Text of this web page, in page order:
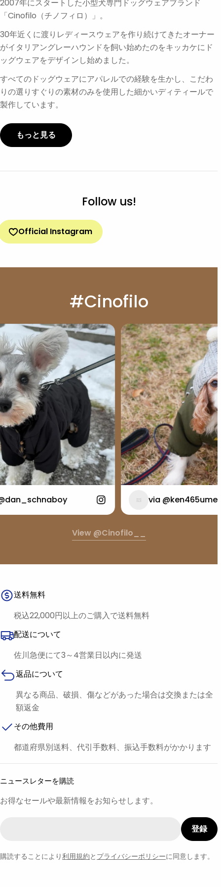
2007年にスタートした小型犬専門ドッグウェアブランド
「Cinofilo（チノフィロ）」。
30年近くに渡りレディースウェアを作り続けてきたオーナー
がイタリアングレーハウンドを飼い始めたのをキッカケにド
ッグウェアをデザインし始めました。
すべてのドッグウェアにアパレルでの経験を生かし、こだわ
りの選りすぐりの素材のみを使用した細かいディティールで
製作しています。
もっと見る
Follow us!
Official Instagram
#Cinofilo
via @ken465ume
View @cinofilo__
送料無料
税込22,000円以上のご購入で送料無料
配送について
佐川急便にて3～4営業日以内に発送
返品について
異なる商品、破損、傷などがあった場合は交換または全
額返金
その他費用
都道府県別送料、代引手数料、振込手数料がかかります
ニュースレターを購読
お得なセールや最新情報をお知らせします。
登録
購読することにより利用規約と プライバシーポリシーに同意します。